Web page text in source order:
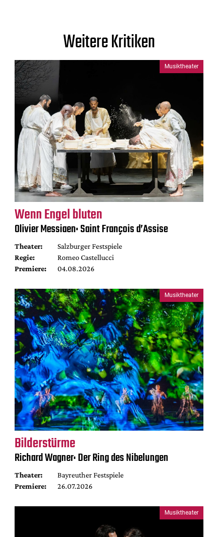
Weitere Kritiken
Musiktheater
Wenn Engel bluten
Olivier Messiaen: Saint François d’Assise
Theater:
Salzburger Festspiele
Regie:
Romeo Castellucci
Premiere:
04.08.2026
Musiktheater
Bilderstürme
Richard Wagner: Der Ring des Nibelungen
Theater:
Bayreuther Festspiele
Premiere:
26.07.2026
Musiktheater